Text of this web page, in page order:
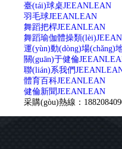
臺(tái)球桌JEEANLEAN
羽毛球JEEANLEAN
舞蹈把桿JEEANLEAN
舞蹈瑜伽體操類(lèi)
運(yùn)動(dòng)場(chǎng)
關(guān)于健倫
聯(lián)系我們
體育百科JEEANLEAN
健倫新聞JEEANLEAN
采購(gòu)熱線：